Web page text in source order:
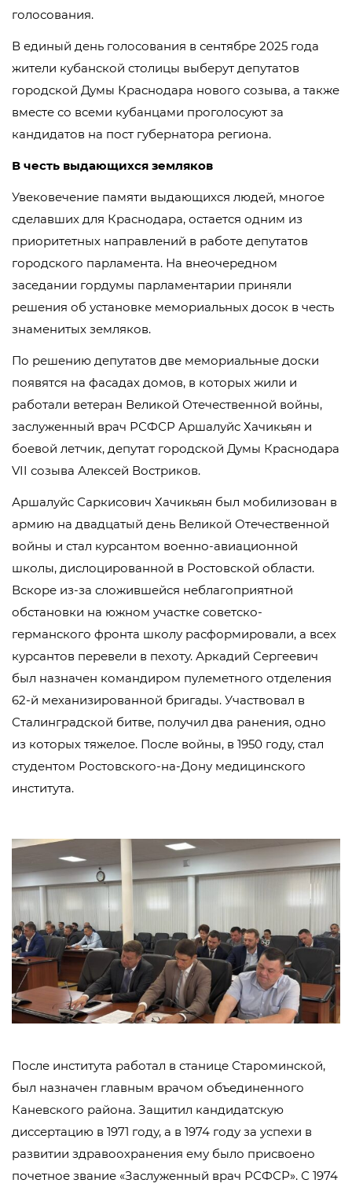
голосования.
В единый день голосования в сентябре 2025 года
жители кубанской столицы выберут депутатов
городской Думы Краснодара нового созыва, а также
вместе со всеми кубанцами проголосуют за
кандидатов на пост губернатора региона.
В честь выдающихся земляков
Увековечение памяти выдающихся людей, многое
сделавших для Краснодара, остается одним из
приоритетных направлений в работе депутатов
городского парламента. На внеочередном
заседании гордумы парламентарии приняли
решения об установке мемориальных досок в честь
знаменитых земляков.
По решению депутатов две мемориальные доски
появятся на фасадах домов, в которых жили и
работали ветеран Великой Отечественной войны,
заслуженный врач РСФСР Аршалуйс Хачикьян и
боевой летчик, депутат городской Думы Краснодара
VII созыва Алексей Востриков.
Аршалуйс Саркисович Хачикьян был мобилизован в
армию на двадцатый день Великой Отечественной
войны и стал курсантом военно-авиационной
школы, дислоцированной в Ростовской области.
Вскоре из-за сложившейся неблагоприятной
обстановки на южном участке советско-
германского фронта школу расформировали, а всех
курсантов перевели в пехоту. Аркадий Сергеевич
был назначен командиром пулеметного отделения
62-й механизированной бригады. Участвовал в
Сталинградской битве, получил два ранения, одно
из которых тяжелое. После войны, в 1950 году, стал
студентом Ростовского-на-Дону медицинского
института.
После института работал в станице Староминской,
был назначен главным врачом объединенного
Каневского района. Защитил кандидатскую
диссертацию в 1971 году, а в 1974 году за успехи в
развитии здравоохранения ему было присвоено
почетное звание «Заслуженный врач РСФСР». С 1974